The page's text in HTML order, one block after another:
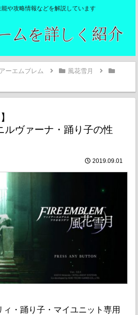
や攻略情報などを解説しています
ーエムブレム
風花雪月
ルヴァーナ・踊り子の性
2019.09.01
・踊り子・マイユニット専用